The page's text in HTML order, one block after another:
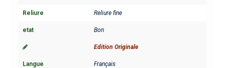
Reliure Reliure fine
etat Bon
Edition Originale
Langue Français